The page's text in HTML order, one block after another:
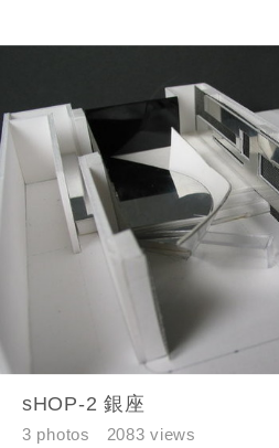
sHOP-2 銀座
3 photos 2083 views